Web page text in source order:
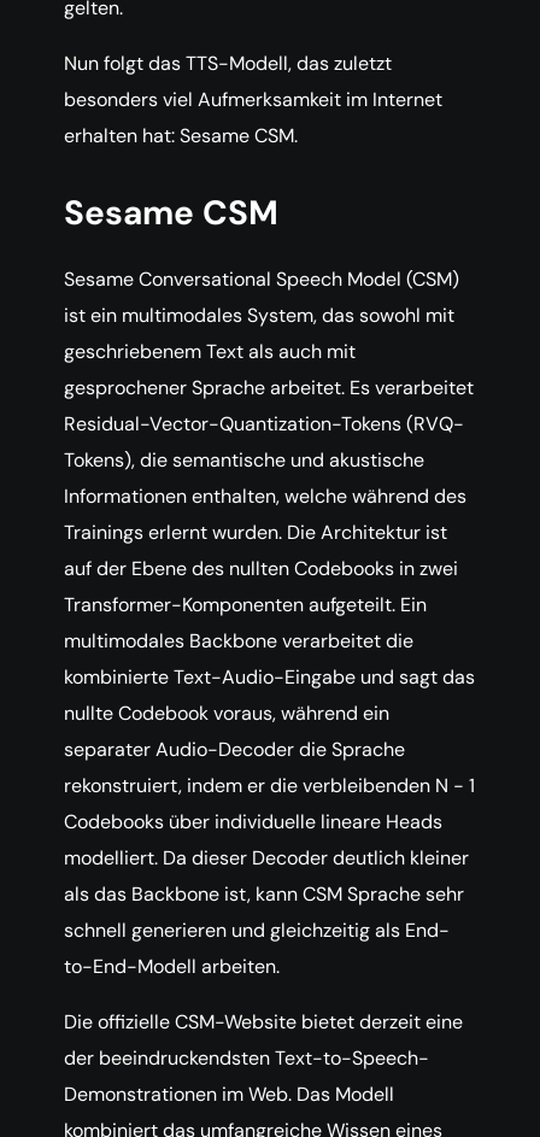
gelten.
Nun folgt das TTS-Modell, das zuletzt
besonders viel Aufmerksamkeit im Internet
erhalten hat: Sesame CSM.
Sesame CSM
Sesame Conversational Speech Model (CSM)
ist ein multimodales System, das sowohl mit
geschriebenem Text als auch mit
gesprochener Sprache arbeitet. Es verarbeitet
Residual-Vector-Quantization-Tokens (RVQ-
Tokens), die semantische und akustische
Informationen enthalten, welche während des
Trainings erlernt wurden. Die Architektur ist
auf der Ebene des nullten Codebooks in zwei
Transformer-Komponenten aufgeteilt. Ein
multimodales Backbone verarbeitet die
kombinierte Text-Audio-Eingabe und sagt das
nullte Codebook voraus, während ein
separater Audio-Decoder die Sprache
rekonstruiert, indem er die verbleibenden N − 1
Codebooks über individuelle lineare Heads
modelliert. Da dieser Decoder deutlich kleiner
als das Backbone ist, kann CSM Sprache sehr
schnell generieren und gleichzeitig als End-
to-End-Modell arbeiten.
Die offizielle CSM-Website bietet derzeit eine
der beeindruckendsten Text-to-Speech-
Demonstrationen im Web. Das Modell
kombiniert das umfangreiche Wissen eines